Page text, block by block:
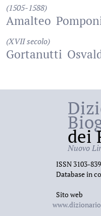
(1505-1588)
Amalteo
(XVII secolo)
Gortanutti
dei
Nuovo
ISSN 3103-
Database in
Sito web